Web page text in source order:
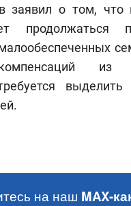
заявил о том, что
продолжаться
из
на наш MAX-